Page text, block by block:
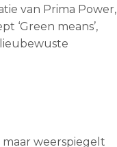
van Prima Power,
‘Green means’,
weerspiegelt